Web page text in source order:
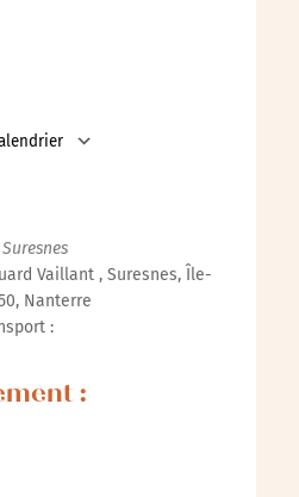
Vaillant , Suresnes, Île-
Nanterre
:
: